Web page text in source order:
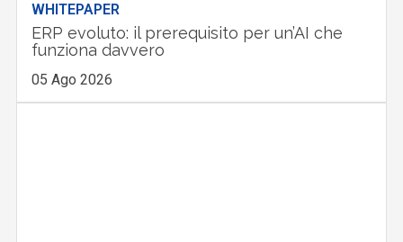
WHITEPAPER
ERP evoluto: il prerequisito per un’AI che
funziona davvero
05 Ago 2026